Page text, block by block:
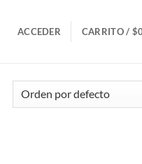
ACCEDER CARRITO / $